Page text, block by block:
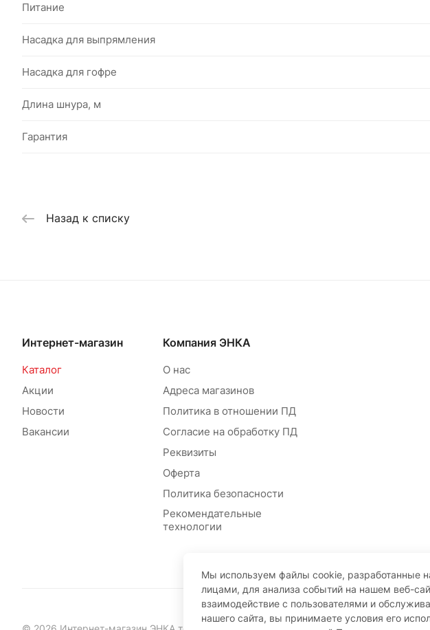
Питание
Насадка для выпрямления
Насадка для гофре
Длина шнура, м
Гарантия
Назад к списку
Интернет-магазин
Каталог
Акции
Новости
Вакансии
Компания ЭНКА
О нас
Адреса магазинов
Политика в отношении ПД
Согласие на обработку ПД
Реквизиты
Оферта
Политика безопасности
Рекомендательные
технологии
Мы используем файлы cookie, разработанные
лицами, для анализа событий на нашем веб-
взаимодействие с пользователями и
нашего сайта, вы принимаете условия его